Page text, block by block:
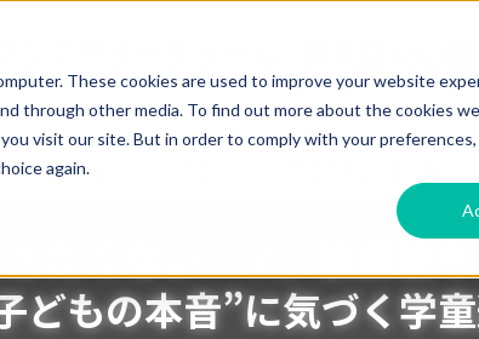
These cookies are used to improve your website
through other media. To find out more about the cookies
visit our site. But in order to comply with your
again.
トマンとは
きたくない…？』放課後
どもの本音”に気づく学